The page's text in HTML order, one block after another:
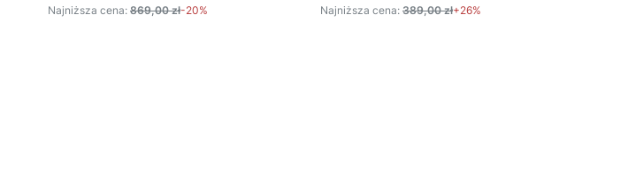
Najniższa cena: 869,00 zł-20%
Najniższa cena: 389,00 zł+26%